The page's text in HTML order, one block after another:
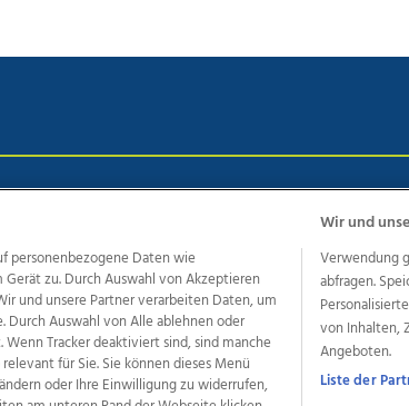
Weitere Angebote des Medienhauses
Woche Life Radio OÖNachrichten OÖN
Regionaljobs
wasistlos.at
personenbezogene Daten wie
zu. Durch Auswahl von Akzeptieren
und unsere Partner verarbeiten Daten, um
Auswahl von Alle ablehnen oder
Tracker deaktiviert sind, sind manche
für Sie. Sie können dieses Menü
oder Ihre Einwilligung zu widerrufen,
Wir und
Verwendung
abfragen.
von Inhalten,
Angeboten.
Liste der